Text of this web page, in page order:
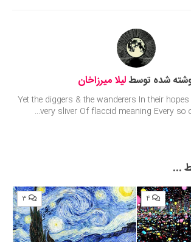
شده توسطلیلا میرزاخان
Yet the diggers & the wanderers In their
very sliver Of flaccid meaning Every so
...
۴ ۳